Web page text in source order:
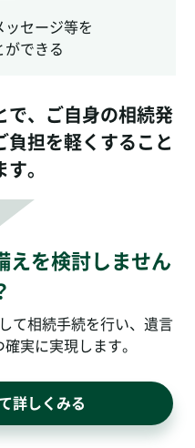
セージ等を
できる
で、ご自身の相続発
担を軽くすること
。
えを検討しません
て相続手続を行い、遺言
実に実現します。
詳しくみる